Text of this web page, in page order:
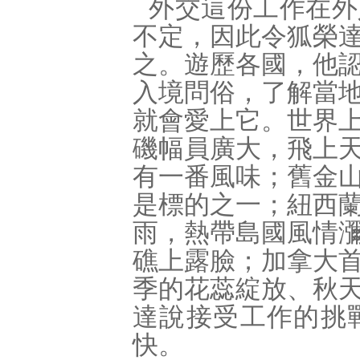
外交這份工作在
不定，因此令狐榮
之。遊歷各國，他
入境問俗，了解當
就會愛上它。世界
磯幅員廣大，飛上
有一番風味；舊金
是標的之一；紐西
雨，熱帶島國風情
礁上露臉；加拿大
季的花蕊綻放、秋
達說接受工作的挑
快。